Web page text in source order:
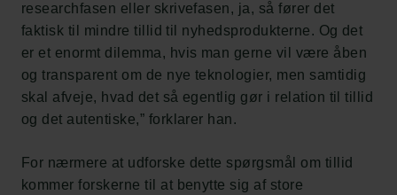
researchfasen eller skrivefasen, ja, så fører det
faktisk til mindre tillid til nyhedsprodukterne. Og det
er et enormt dilemma, hvis man gerne vil være åben
og transparent om de nye teknologier, men samtidig
skal afveje, hvad det så egentlig gør i relation til tillid
og det autentiske,” forklarer han.
For nærmere at udforske dette spørgsmål om tillid
kommer forskerne til at benytte sig af store